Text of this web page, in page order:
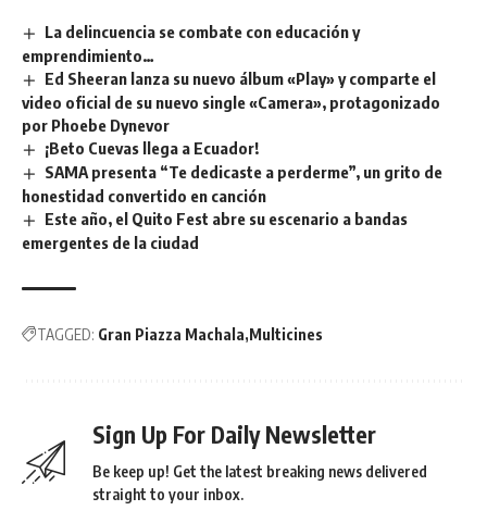
La delincuencia se combate con educación y
emprendimiento…
Ed Sheeran lanza su nuevo álbum «Play» y comparte el
video oficial de su nuevo single «Camera», protagonizado
por Phoebe Dynevor
¡Beto Cuevas llega a Ecuador!
SAMA presenta “Te dedicaste a perderme”, un grito de
honestidad convertido en canción
Este año, el Quito Fest abre su escenario a bandas
emergentes de la ciudad
TAGGED: Gran Piazza Machala Multicines
Sign Up For Daily Newsletter
Be keep up! Get the latest breaking news delivered
straight to your inbox.